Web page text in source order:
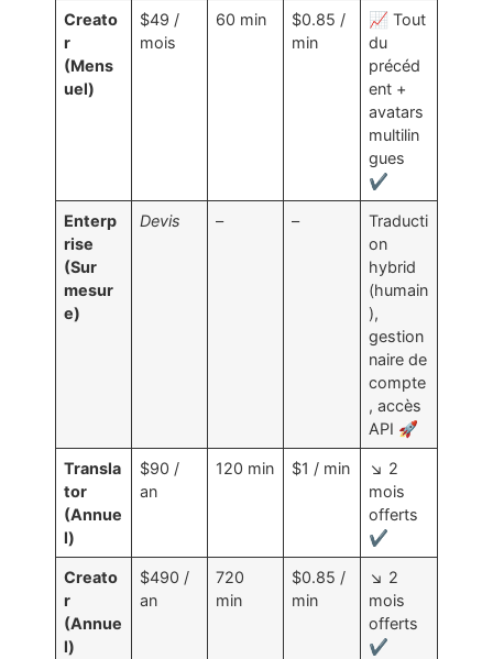
Creato
r
(Mens
uel)
$49 /
mois
60 min
$0.85 /
min
📈 Tout
du
précéd
ent +
avatars
multilin
gues
✔️
Enterp
rise
(Sur
mesur
e)
Devis – –
Traducti
on
hybrid
(humain
),
gestion
naire de
compte
, accès
API 🚀
Transla
tor
(Annue
l)
$90 /
an
120 min $1 / min
↘️ 2
mois
offerts
✔️
Creato
r
(Annue
l)
$490 /
an
720
min
$0.85 /
min
↘️ 2
mois
offerts
✔️